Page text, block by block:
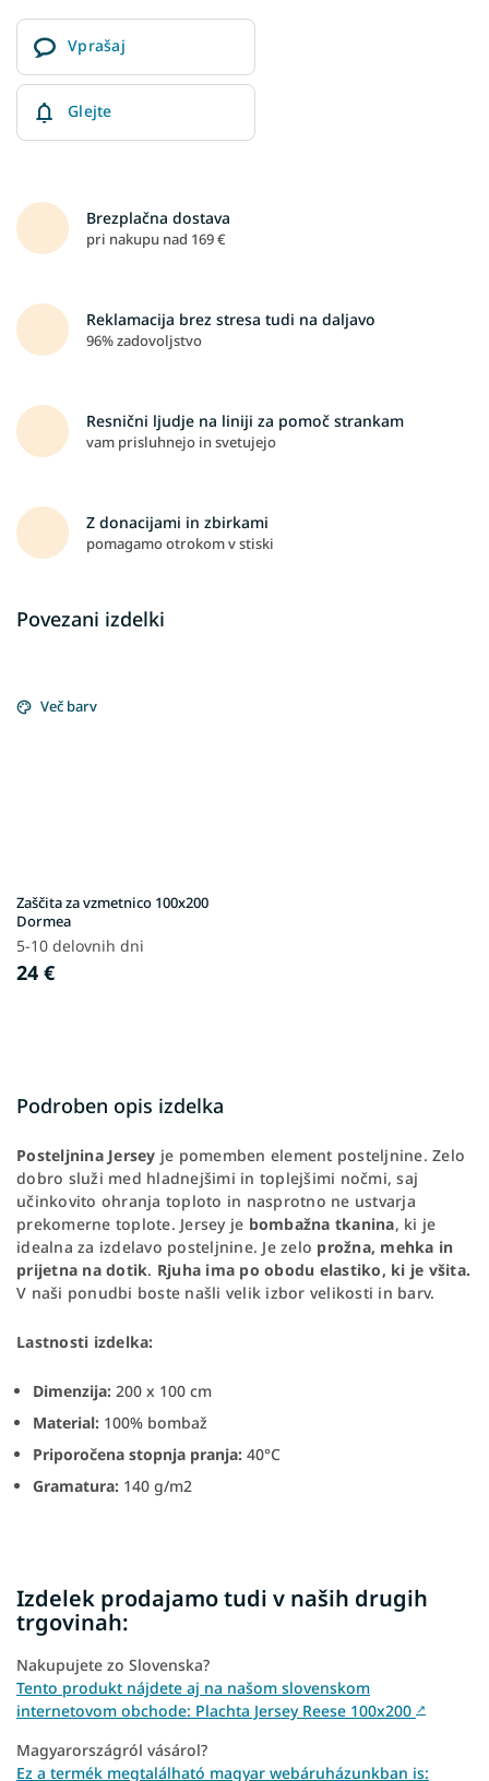
Vprašaj
Glejte
Brezplačna dostava
pri nakupu nad 169 €
Reklamacija brez stresa tudi na daljavo
96% zadovoljstvo
Resnični ljudje na liniji za pomoč strankam
vam prisluhnejo in svetujejo
Z donacijami in zbirkami
pomagamo otrokom v stiski
Povezani izdelki
Več barv
Zaščita za vzmetnico 100x200
Dormea
5-10 delovnih dni
24 €
Podroben opis izdelka
Posteljnina Jersey je pomemben element posteljnine. Zelo
dobro služi med hladnejšimi in toplejšimi nočmi, saj
učinkovito ohranja toploto in nasprotno ne ustvarja
prekomerne toplote. Jersey je bombažna tkanina, ki je
idealna za izdelavo posteljnine. Je zelo prožna, mehka in
prijetna na dotik. Rjuha ima po obodu elastiko, ki je všita.
V naši ponudbi boste našli velik izbor velikosti in barv.
Lastnosti izdelka:
Dimenzija: 200 x 100 cm
Material: 100% bombaž
Priporočena stopnja pranja: 40°C
Gramatura: 140 g/m2
Izdelek prodajamo tudi v naših drugih
trgovinah:
Nakupujete zo Slovenska?
Tento produkt nájdete aj na našom slovenskom
internetovom obchode: Plachta Jersey Reese 100x200 ↗
Magyarországról vásárol?
Ez a termék megtalálható magyar webáruházunkban is: